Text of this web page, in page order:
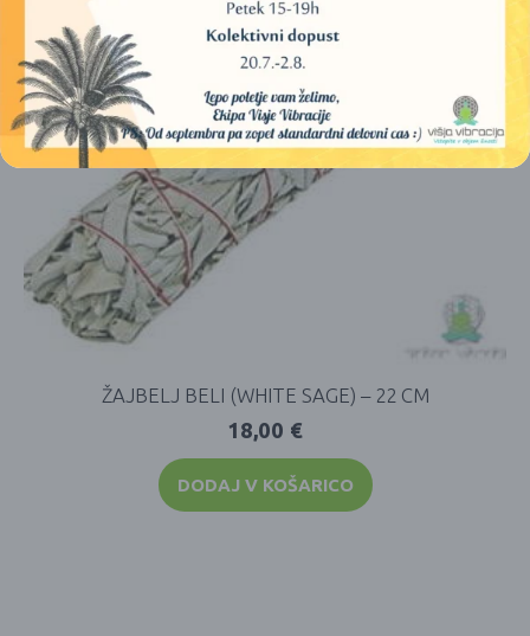
ŽAJBELJ BELI (WHITE SAGE) – 22 CM
18,00 €
DODAJ V KOŠARICO